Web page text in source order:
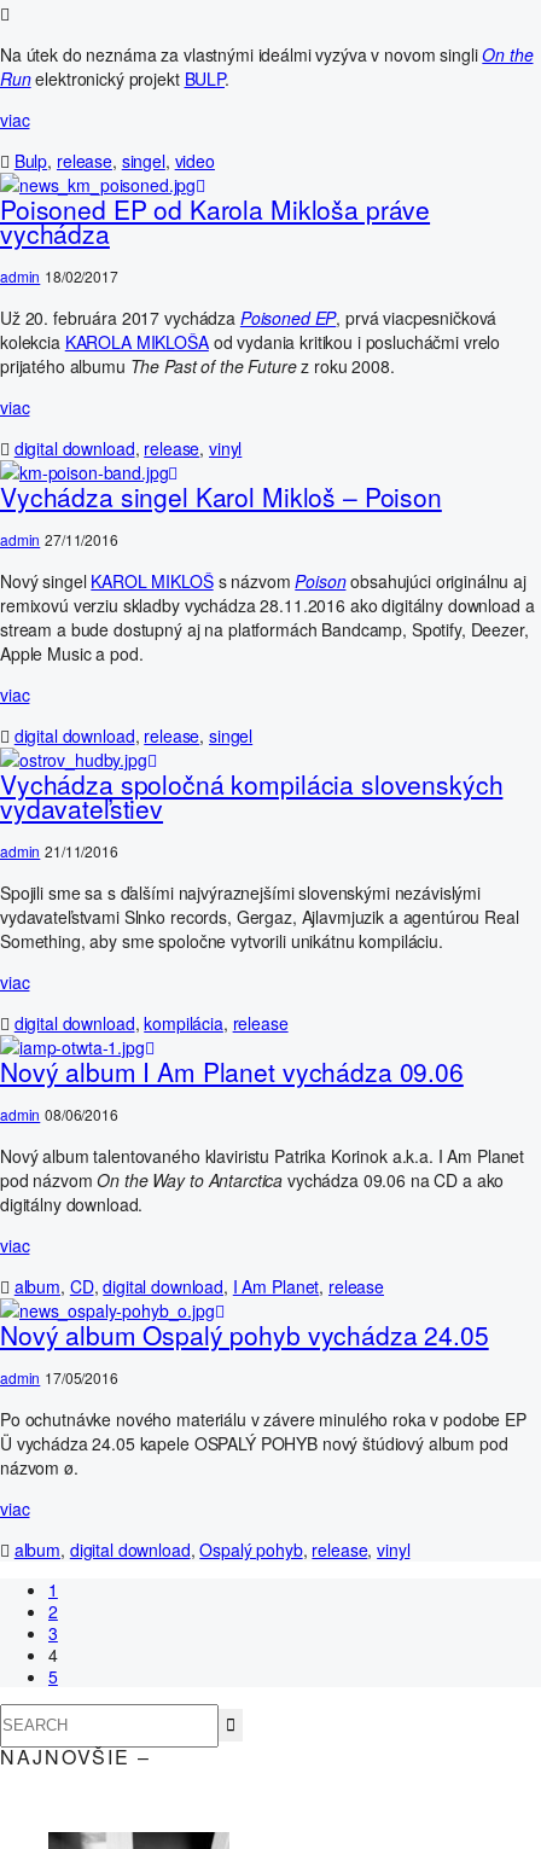
Na útek do neznáma za vlastnými ideálmi vyzýva v novom singliOn the
Runelektronický projekt BULP.
viac
Bulp, release, singel, video
Poisoned EP od Karola Mikloša práve
vychádza
admin 18/02/2017
Už 20. februára 2017 vychádza Poisoned EP, prvá viacpesničková
kolekcia KAROLA MIKLOŠAod vydania kritikou i poslucháčmi vrelo
prijatého albumu The Past of the Futurez roku 2008.
viac
digital download, release,vinyl
Vychádza singel Karol Mikloš – Poison
admin 27/11/2016
Nový singel KAROL MIKLOŠs názvomPoisonobsahujúci originálnu aj
remixovú verziu skladby vychádza 28.11.2016 ako digitálny download a
stream a bude dostupný aj na platformách Bandcamp, Spotify, Deezer,
Apple Music a pod.
viac
digital download, release,singel
Vychádza spoločná kompilácia slovenských
vydavateľstiev
admin 21/11/2016
Spojili sme sa s ďalšími najvýraznejšími slovenskými nezávislými
vydavateľstvami Slnko records, Gergaz, Ajlavmjuzik a agentúrou Real
Something, aby sme spoločne vytvorili unikátnu kompiláciu.
viac
digital download,kompilácia, release
Nový album I Am Planet vychádza 09.06
admin 08/06/2016
Nový album talentovaného klaviristu Patrika Korinok a.k.a. I Am Planet
pod názvomOn the Way to Antarctica vychádza 09.06 na CD a ako
digitálny download.
viac
album, CD,digital download, I Am Planet, release
Nový album Ospalý pohyb vychádza 24.05
admin 17/05/2016
Po ochutnávke nového materiálu v závere minulého roka v podobe EP
Ü vychádza 24.05 kapele OSPALÝ POHYB nový štúdiový album pod
názvom ø.
viac
album, digital download,Ospalý pohyb, release,vinyl
1
2
3
4
5
NAJNOVŠIE –